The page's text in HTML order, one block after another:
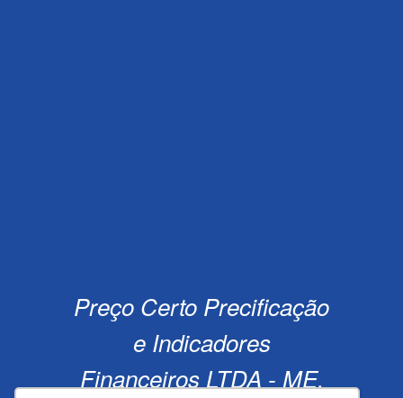
Preço Certo Precificação
e Indicadores
Financeiros LTDA - ME,